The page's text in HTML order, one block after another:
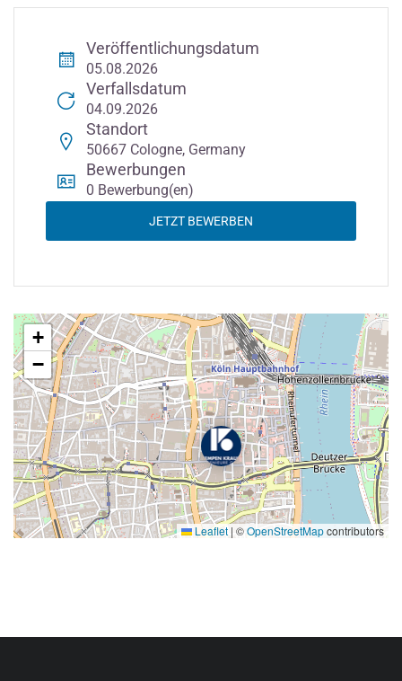
Veröffentlichungsdatum
05.08.2026
Verfallsdatum
04.09.2026
Standort
50667 Cologne, Germany
Bewerbungen
0 Bewerbung(en)
JETZT BEWERBEN
+
−
Leaflet | ©OpenStreetMapcontributors